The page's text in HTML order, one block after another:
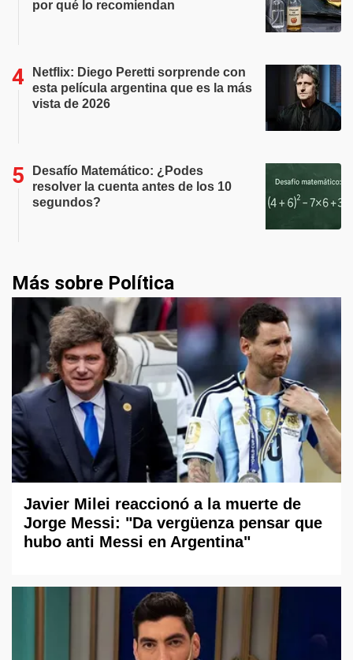
por qué lo recomiendan
Netflix: Diego Peretti sorprende con
esta película argentina que es la más
vista de 2026
Desafío Matemático: ¿Podes
resolver la cuenta antes de los 10
segundos?
Más sobre Política
Javier Milei reaccionó a la muerte de
Jorge Messi: "Da vergüenza pensar que
hubo anti Messi en Argentina"